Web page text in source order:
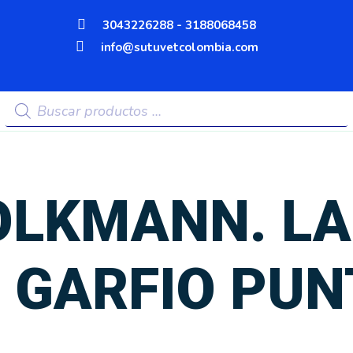
3043226288 - 3188068458
info@sutuvetcolombia.com
Búsqueda
de